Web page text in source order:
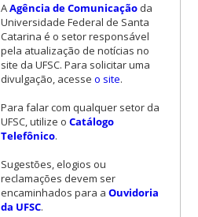
AAgência de Comunicaçãoda
Universidade Federal de Santa
Catarina é o setor responsável
pela atualização de notícias no
site da UFSC. Para solicitar uma
divulgação, acesse o site.
Para falar com qualquer setor da
UFSC, utilize o Catálogo
Telefônico.
Sugestões, elogios ou
reclamações devem ser
encaminhados para a Ouvidoria
da UFSC.